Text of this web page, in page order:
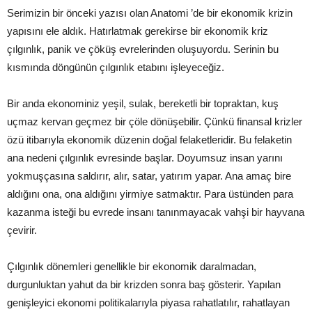
Serimizin bir önceki yazısı olan Anatomi ’de bir ekonomik krizin
yapısını ele aldık. Hatırlatmak gerekirse bir ekonomik kriz
çılgınlık, panik ve çöküş evrelerinden oluşuyordu. Serinin bu
kısmında döngünün çılgınlık etabını işleyeceğiz.
Bir anda ekonominiz yeşil, sulak, bereketli bir topraktan, kuş
uçmaz kervan geçmez bir çöle dönüşebilir. Çünkü finansal krizler
özü itibarıyla ekonomik düzenin doğal felaketleridir. Bu felaketin
ana nedeni çılgınlık evresinde başlar. Doyumsuz insan yarını
yokmuşçasına saldırır, alır, satar, yatırım yapar. Ana amaç bire
aldığını ona, ona aldığını yirmiye satmaktır. Para üstünden para
kazanma isteği bu evrede insanı tanınmayacak vahşi bir hayvana
çevirir.
Çılgınlık dönemleri genellikle bir ekonomik daralmadan,
durgunluktan yahut da bir krizden sonra baş gösterir. Yapılan
genişleyici ekonomi politikalarıyla piyasa rahatlatılır, rahatlayan